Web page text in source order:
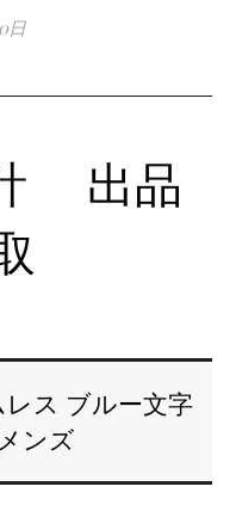
日
出品
レス ブルー文字
ンズ